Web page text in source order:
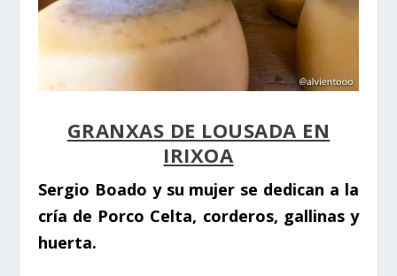
GRANXAS DE LOUSADA EN
IRIXOA
Sergio Boado y su mujer se dedican a la
cría de Porco Celta, corderos, gallinas y
huerta.